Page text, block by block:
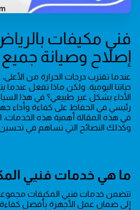
فني مكيفات
إصلاح وصيانة جميع
عندما تقترب درجات الحرارة من
حياتنا اليومية. ولكن ماذا تفعل
الأداء بشكل غير طبيعي؟ في هذا
رئيسي في الحفاظ على كفاءة وأداء
في هذه المقالة أهمية هذه الخدمات،
وكذلك النصائح التي تساهم في تحسين
ما هي خدمات فنيي
تتضمن خدمات فنيي المكيفات
إلى ضمان عمل الأجهزة بأفضل